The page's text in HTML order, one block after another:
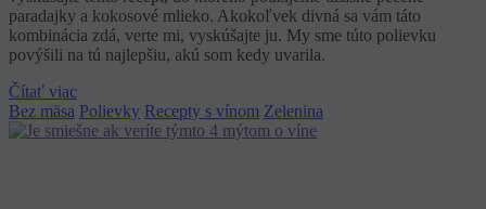
paradajky a kokosové mlieko. Akokoľvek divná sa vám táto
kombinácia zdá, verte mi, vyskúšajte ju. My sme túto polievku
povýšili na tú najlepšiu, akú som kedy uvarila.
Čítať viac
Bez mäsa Polievky Recepty s vínom Zelenina